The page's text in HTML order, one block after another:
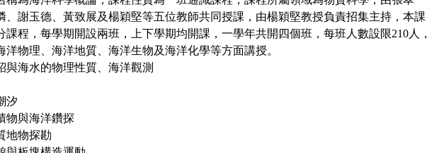
、謝玉德、黃致展及楊穎堅等五位教師共同授課，由楊穎堅教授負責招集主持，本課
課程，每學期開設兩班，上下學期均開課，一學年共開四個班，每班人數設限210人，
洋物理、海洋地質、海洋生物及海洋化學等方面講授。
與海水的物理性質、海洋觀測
汐
物與海洋鑽探
地物探勘